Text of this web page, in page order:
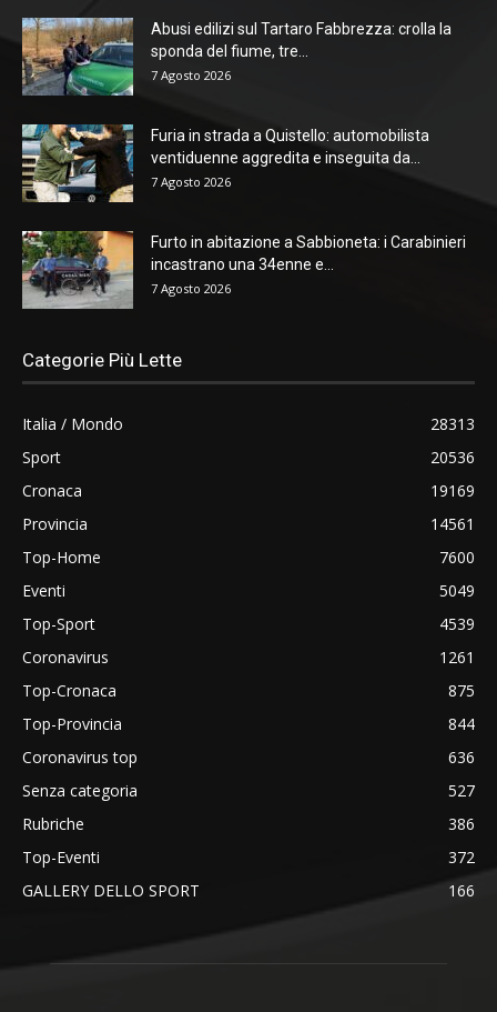
Abusi edilizi sul Tartaro Fabbrezza: crolla la
sponda del fiume, tre...
7 Agosto 2026
Furia in strada a Quistello: automobilista
ventiduenne aggredita e inseguita da...
7 Agosto 2026
Furto in abitazione a Sabbioneta: i Carabinieri
incastrano una 34enne e...
7 Agosto 2026
Categorie Più Lette
Italia / Mondo
28313
Sport
20536
Cronaca
19169
Provincia
14561
Top-Home
7600
Eventi
5049
Top-Sport
4539
Coronavirus
1261
Top-Cronaca
875
Top-Provincia
844
Coronavirus top
636
Senza categoria
527
Rubriche
386
Top-Eventi
372
GALLERY DELLO SPORT
166